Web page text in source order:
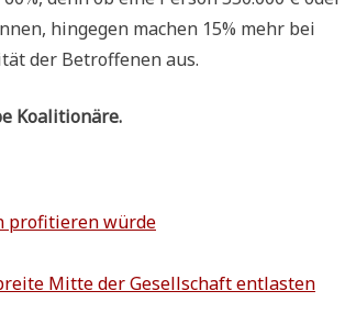
hin­ge­gen machen 15% mehr bei
der Betrof­fe­nen aus.
Koalitionäre.
pro­fi­tie­ren würde
Mit­te der Gesell­schaft entlasten